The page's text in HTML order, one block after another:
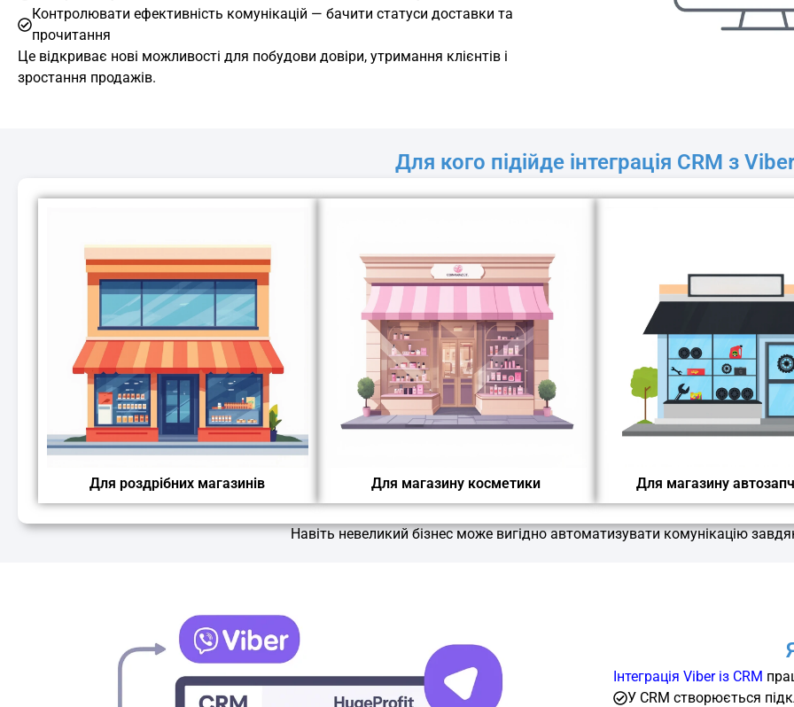
Контролювати ефективність комунікацій — бачити статуси доставки та
прочитання
Це відкриває нові можливості для побудови довіри, утримання клієнтів і
зростання продажів.
Для кого підійде інтеграція CRM з
Для роздрібних магазинів Для магазину косметики Для магазину
Навіть невеликий бізнес може вигідно автоматизувати комунікацію
Інтеграція Viber із CRM
У CRM створюється